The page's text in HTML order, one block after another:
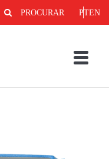
EN
PT
PROCURAR